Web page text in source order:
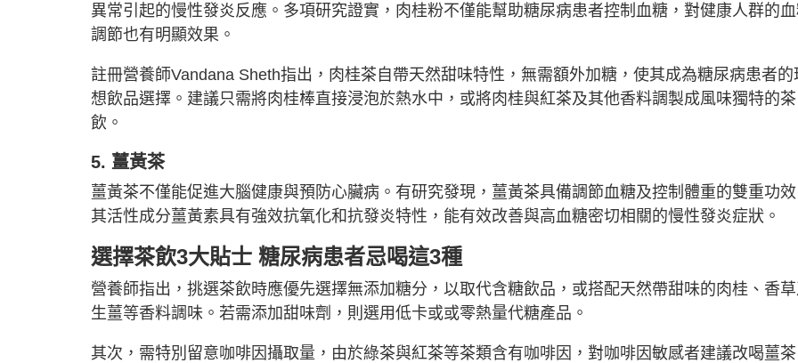
異常引起的慢性發炎反應。多項研究證實，肉桂粉不僅能幫助糖尿病患者控制血糖，對健康人群的
調節也有明顯效果。
註冊營養師Vandana Sheth指出，肉桂茶自帶天然甜味特性，無需額外加糖，使其成為糖尿病患者的
想飲品選擇。建議只需將肉桂棒直接浸泡於熱水中，或將肉桂與紅茶及其他香料調製成風味獨特的茶
飲。
5. 薑黃茶
薑黃茶不僅能促進大腦健康與預防心臟病。有研究發現，薑黃茶具備調節血糖及控制體重的雙重功效
其活性成分薑黃素具有強效抗氧化和抗發炎特性，能有效改善與高血糖密切相關的慢性發炎症狀。
選擇茶飲3大貼士 糖尿病患者忌喝這3種
營養師指出，挑選茶飲時應優先選擇無添加糖分，以取代含糖飲品，或搭配天然帶甜味的肉桂、香
生薑等香料調味。若需添加甜味劑，則選用低卡或或零熱量代糖產品。
其次，需特別留意咖啡因攝取量，由於綠茶與紅茶等茶類含有咖啡因，對咖啡因敏感者建議改喝薑茶